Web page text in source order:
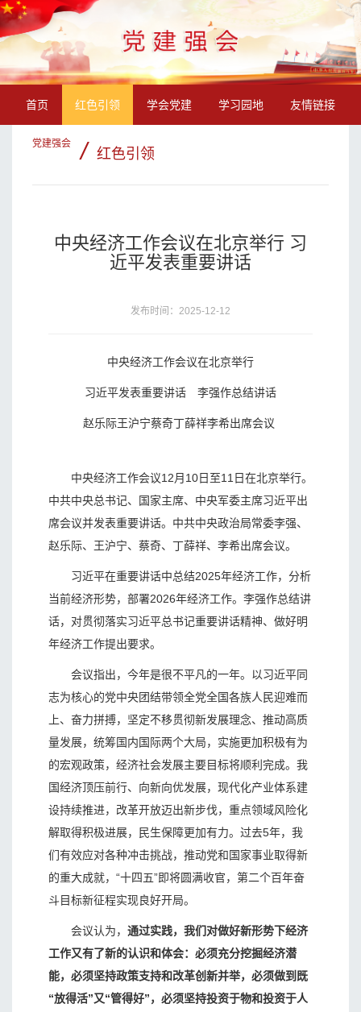
首页 红色引领 学会党建 学习园地 友情链接
党建强会 / 红色引领
中央经济工作会议在北京举行 习
近平发表重要讲话
发布时间：2025-12-12
中央经济工作会议在北京举行
习近平发表重要讲话 李强作总结讲话
赵乐际王沪宁蔡奇丁薛祥李希出席会议
中央经济工作会议12月10日至11日在北京举行。
中共中央总书记、国家主席、中央军委主席习近平出
席会议并发表重要讲话。中共中央政治局常委李强、
赵乐际、王沪宁、蔡奇、丁薛祥、李希出席会议。
习近平在重要讲话中总结2025年经济工作，分析
当前经济形势，部署2026年经济工作。李强作总结讲
话，对贯彻落实习近平总书记重要讲话精神、做好明
年经济工作提出要求。
会议指出，今年是很不平凡的一年。以习近平同
志为核心的党中央团结带领全党全国各族人民迎难而
上、奋力拼搏，坚定不移贯彻新发展理念、推动高质
量发展，统筹国内国际两个大局，实施更加积极有为
的宏观政策，经济社会发展主要目标将顺利完成。我
国经济顶压前行、向新向优发展，现代化产业体系建
设持续推进，改革开放迈出新步伐，重点领域风险化
解取得积极进展，民生保障更加有力。过去5年，我
们有效应对各种冲击挑战，推动党和国家事业取得新
的重大成就，“十四五”即将圆满收官，第二个百年奋
斗目标新征程实现良好开局。
会议认为， 通过实践，我们对做好新形势下经济
工作又有了新的认识和体会：必须充分挖掘经济潜
能，必须坚持政策支持和改革创新并举，必须做到既
“放得活”又“管得好”，必须坚持投资于物和投资于人